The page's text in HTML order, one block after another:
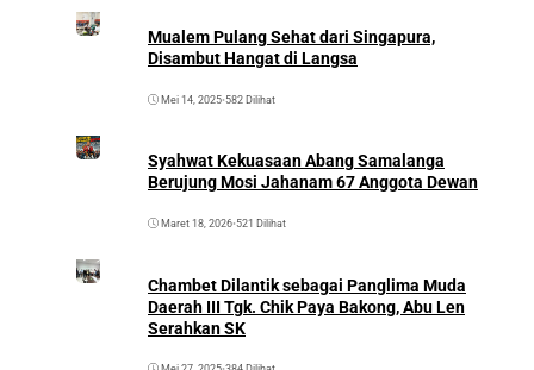
Mualem Pulang Sehat dari Singapura,
Disambut Hangat di Langsa
Mei 14, 2025•582 Dilihat
Syahwat Kekuasaan Abang Samalanga
Berujung Mosi Jahanam 67 Anggota Dewan
Maret 18, 2026•521 Dilihat
Chambet Dilantik sebagai Panglima Muda
Daerah III Tgk. Chik Paya Bakong, Abu Len
Serahkan SK